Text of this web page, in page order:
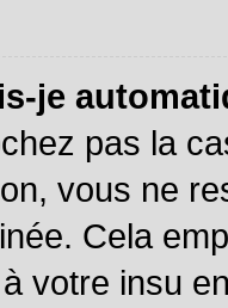
je
pas la
vous ne
Cela
votre insu